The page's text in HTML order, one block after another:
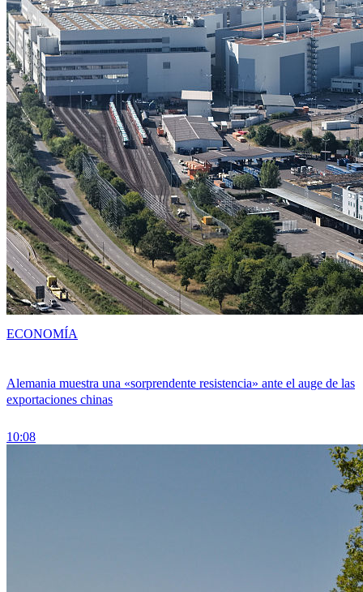
Alemania muestra una «sorprendente resistencia» ante el auge de las
exportaciones chinas
10:08
ECONOMÍA